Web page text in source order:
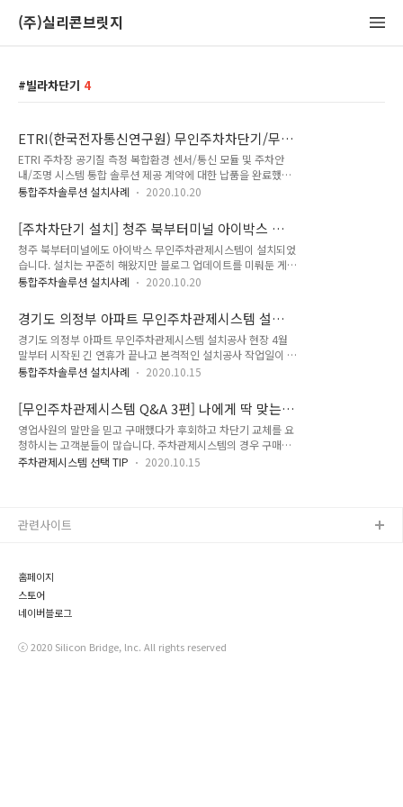
(주)실리콘브릿지
빌라차단기 4
ETRI(한국전자통신연구원) 무인주차차단기/무인
주차유도시스템 설치 완료 현장
ETRI 주차장 공기질 측정 복합환경 센서/통신 모듈 및 주차안
내/조명 시스템 통합 솔루션 제공 계약에 대한 납품을 완료했습
니다. 1. 주차장 공기질 측정 복합환경센서/통신모듈 미세먼지,
경센서 및 통신모듈을 주차장 레이스웨이 위에 설치해 주기적으
로 센싱 데이터를 외부 데이터 수집서버로 전송하도록 조치했습
니다. 2. 무인주차관제 / 주차유도시스템 지하주차장 입출구에
는 차량번호인식기 AIO 2대가 포함된 무인주차관제시스템이,
지하주차장 내부에는 주차유도시스템이 설치되었습니다. 주차
층별/구역별 안내판, 주차표시등, 센서를 이용해 실시간 주차공
간 정보를 제공하는 시스템입니다. ETRI 지하..
통합주차솔루션 설치사례 2020.10.20
[주차차단기 설치] 청주 북부터미널 아이박스 무
인주차관제시스템 / 무인주차차단기 설치 현장
청주 북부터미널에도 아이박스 무인주차관제시스템이 설치되었
습니다. 설치는 꾸준히 해왔지만 블로그 업데이트를 미뤄둔 게
많네요. 이곳은 AIO 1대, 2단 자립형 VoIP 1대가 설치된 현장입
아프다며 문의를 주신 곳입니다. 설치 전 모습입니다. 버스 전용
입구이기 때문에 폭이 굉장히 넓습니다. 요구사항은 "출차는 신
경쓸 필요 없다, 입차쪽만 관리가 되었으면 좋겠다" 였습니다.
오토바이가 지나갈 공간 정도를 제외하고, 아일랜드 공사를 시작
합니다. 설치가 완료된 모습입니다. 이곳 또한 계룡시 자우버 현
이에 맞춰 2단으로 특별 제작했습니다. 주차관제서버에 차량DB
가 입력된 버스들은 프리패스로..
통합주차솔루션 설치사례 2020.10.20
경기도 의정부 아파트 무인주차관제시스템 설치
공사
경기도 의정부 아파트 무인주차관제시스템 설치공사 현장 4월
말부터 시작된 긴 연휴가 끝나고 본격적인 설치공사 작업일이 돌
아왔습니다. 당사의 무인주차관제시스템 아이박스(EYEVACS™)
치를 진행할 아파트는 기존에 사용하던 차단기를 철거하고 자사
제품을 새롭게 설치한 곳입니다. 연휴 이전부터 현장에서는 철거
및 루프작업을 시행했습니다. 차단기를 떼어내니 공간이 휑 하지
요? 이제 여기에 클라우드 기반의 무인주차관제시스템, 아이박
스(EYEVACS™)가 설치될 예정입니다. 이랬던 설치 공간이 이렇
통합주차솔루션 설치사례 2020.10.15
[무인주차관제시스템 Q&A 3편] 나에게 딱 맞는
주차차단기/주차관제시스템 찾기 실전편
영업사원의 말만을 믿고 구매했다가 후회하고 차단기 교체를 요
청하시는 고객분들이 많습니다. 주차관제시스템의 경우 구매자
들의 초기 진입장벽이 높기 때문에 제대로 알아보지 않을 경우
요구사항 정리 가장 먼저 설치를 원하는 현장에 진짜 필요한 기
를 수 있습니다. 먼저 내가 사는 곳(혹은 내가 운영하는 곳)의 주
차장이 어떤 기능을 가장 필요로 하는..
주차관제시스템 선택 TIP 2020.10.15
홈페이지
스토어
네이버블로그
ⓒ 2020 Silicon Bridge, lnc. All rights reserved
관련사이트